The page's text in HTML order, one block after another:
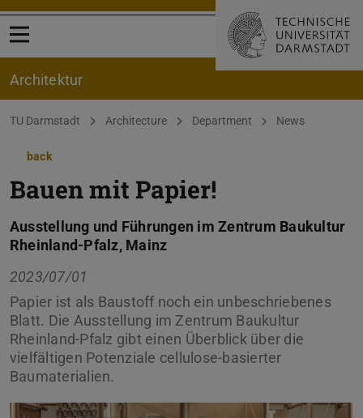
Open menu
Architektur
You are here:
TU Darmstadt Architecture Department News
back
Bauen mit Papier!
Ausstellung und Führungen im Zentrum Baukultur
Rheinland-Pfalz, Mainz
2023/07/01
Papier ist als Baustoff noch ein unbeschriebenes
Blatt. Die Ausstellung im Zentrum Baukultur
Rheinland-Pfalz gibt einen Überblick über die
vielfältigen Potenziale cellulose-basierter
Baumaterialien.